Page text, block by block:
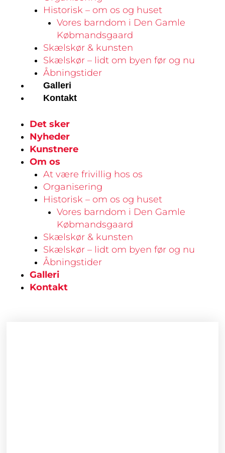
Historisk – om os og huset
Vores barndom i Den Gamle
Købmandsgaard
Skælskør & kunsten
Skælskør – lidt om byen før og nu
Åbningstider
Galleri
Kontakt
Det sker
Nyheder
Kunstnere
Om os
At være frivillig hos os
Organisering
Historisk – om os og huset
Vores barndom i Den Gamle
Købmandsgaard
Skælskør & kunsten
Skælskør – lidt om byen før og nu
Åbningstider
Galleri
Kontakt